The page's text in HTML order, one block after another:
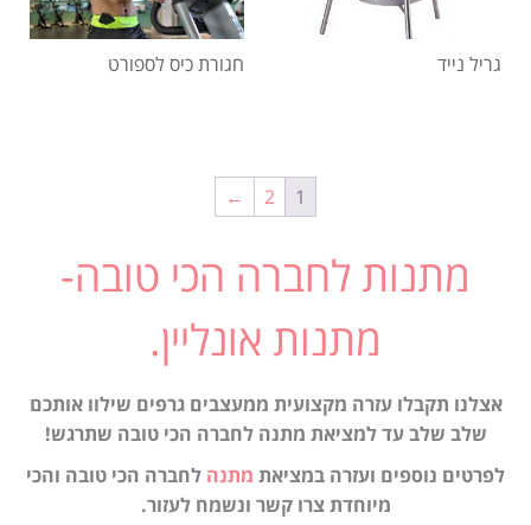
גריל נייד חגורת כיס לספורט
1
2
←
מתנות לחברה הכי טובה-
מתנות אונליין.
אצלנו תקבלו עזרה מקצועית ממעצבים גרפים שילוו אותכם
שלב שלב עד למציאת מתנה לחברה הכי טובה שתרגש!
לפרטים נוספים ועזרה במציאת מתנה לחברה הכי טובה והכי
מיוחדת צרו קשר ונשמח לעזור.